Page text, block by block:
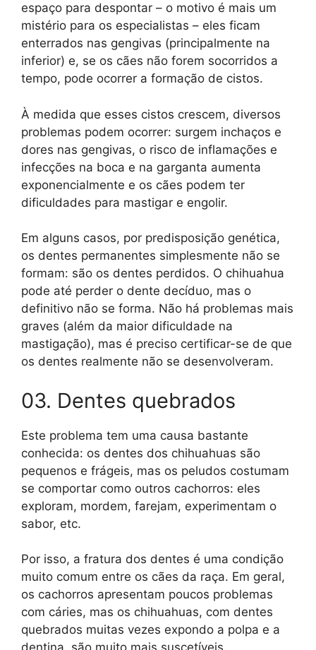
espaço para despontar – o motivo é mais um
mistério para os especialistas – eles ficam
enterrados nas gengivas (principalmente na
inferior) e, se os cães não forem socorridos a
tempo, pode ocorrer a formação de cistos.
À medida que esses cistos crescem, diversos
problemas podem ocorrer: surgem inchaços e
dores nas gengivas, o risco de inflamações e
infecções na boca e na garganta aumenta
exponencialmente e os cães podem ter
dificuldades para mastigar e engolir.
Em alguns casos, por predisposição genética,
os dentes permanentes simplesmente não se
formam: são os dentes perdidos. O chihuahua
pode até perder o dente decíduo, mas o
definitivo não se forma. Não há problemas mais
graves (além da maior dificuldade na
mastigação), mas é preciso certificar-se de que
os dentes realmente não se desenvolveram.
03. Dentes quebrados
Este problema tem uma causa bastante
conhecida: os dentes dos chihuahuas são
pequenos e frágeis, mas os peludos costumam
se comportar como outros cachorros: eles
exploram, mordem, farejam, experimentam o
sabor, etc.
Por isso, a fratura dos dentes é uma condição
muito comum entre os cães da raça. Em geral,
os cachorros apresentam poucos problemas
com cáries, mas os chihuahuas, com dentes
quebrados muitas vezes expondo a polpa e a
dentina, são muito mais suscetíveis.